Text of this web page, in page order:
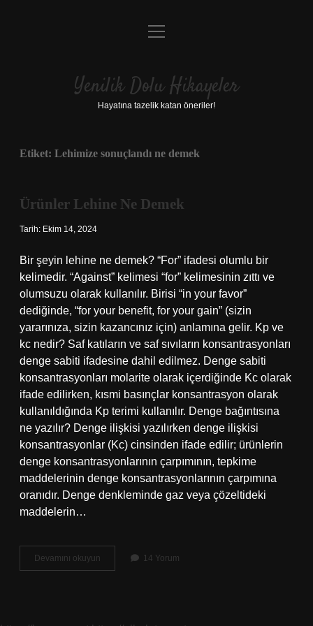
Anasayfa
Yasal Uyarı
menüyü
Yenilik Dolu Hikayeler
Hayatına tazelik katan öneriler!
Etiket: Lehimize sonuçlandı ne demek
Ürünler Lehine Ne Demek
Tarih: Ekim 14, 2024
Bir şeyin lehine ne demek? “For” ifadesi olumlu bir
kelimedir. “Against” kelimesi “for” kelimesinin zıttı ve
olumsuzu olarak kullanılır. Birisi “in your favor”
dediğinde, “for your benefit, for your gain” (sizin
yararınıza, sizin kazancınız için) anlamına gelir. Kp ve
kc nedir? Saf katıların ve saf sıvıların konsantrasyonları
denge sabiti ifadesine dahil edilmez. Denge sabiti
konsantrasyonları molarite olarak içerdiğinde Kc olarak
ifade edilirken, kısmi basınçlar konsantrasyon olarak
kullanıldığında Kp terimi kullanılır. Denge bağıntısına
ne yazılır? Denge ilişkisi yazılırken denge ilişkisi
konsantrasyonlar (Kc) cinsinden ifade edilir; ürünlerin
denge konsantrasyonlarının çarpımının, tepkime
maddelerinin denge konsantrasyonlarının çarpımına
oranıdır. Denge denkleminde gaz veya çözeltideki
maddelerin…
Devamını okuyun
Lehine
14 Yorum